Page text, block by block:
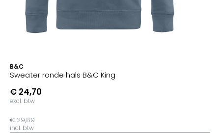
B&C
Sweater ronde hals B&C King
€ 24,70
excl. btw
€ 29,89
incl. btw